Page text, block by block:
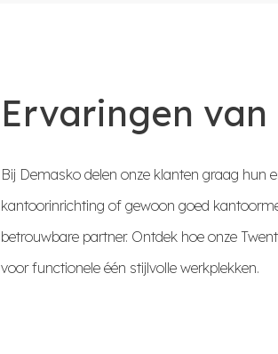
Ervaringen
Bij Demasko delen onze klanten graag hun
kantoorinrichting of gewoon goed
betrouwbare partner. Ontdek hoe onze
voor functionele één stijlvolle werkplekken.